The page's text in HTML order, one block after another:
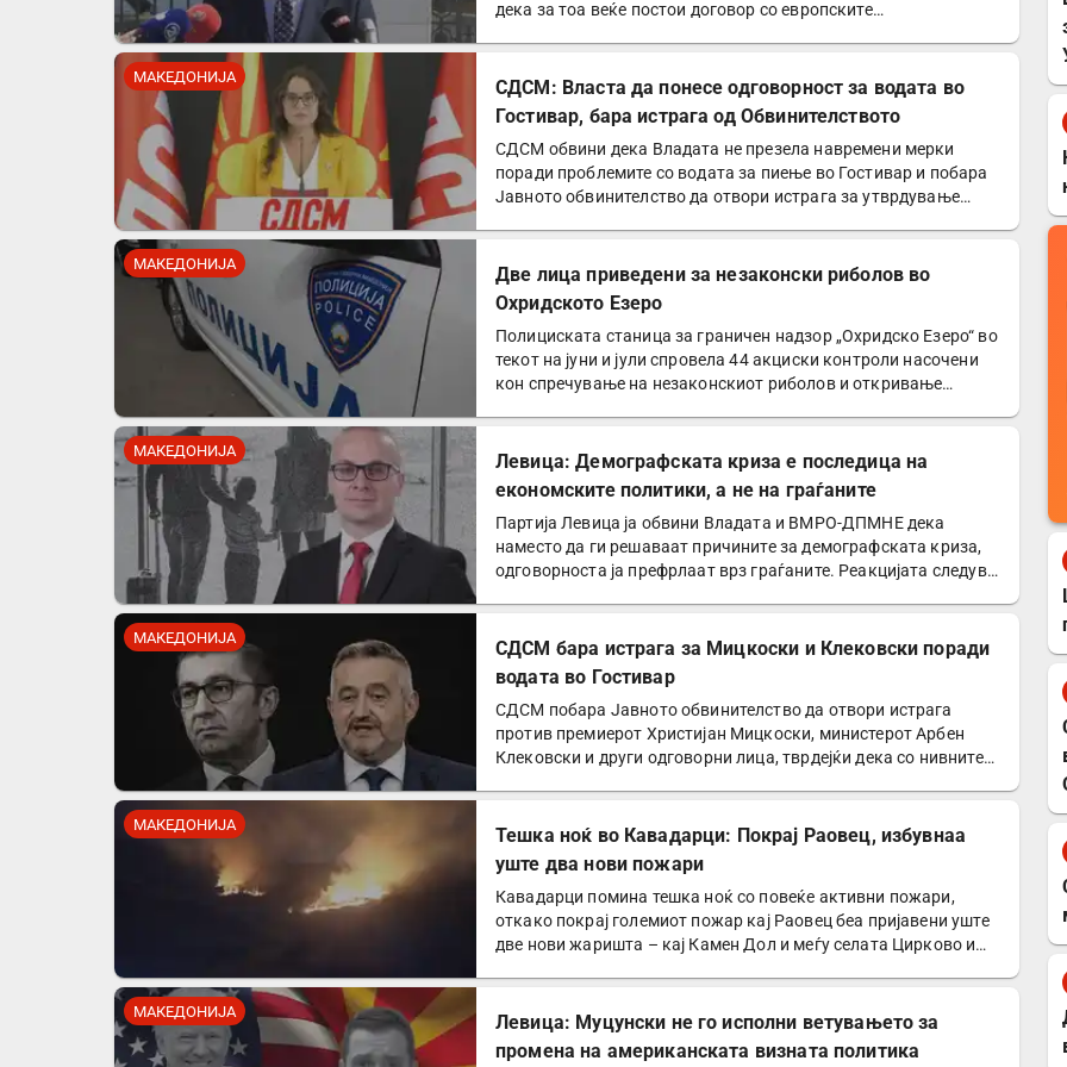
дека за тоа веќе постои договор со европските…
МАКЕДОНИЈА
СДСМ: Власта да понесе одговорност за водата во
Гостивар, бара истрага од Обвинителството
СДСМ обвини дека Владата не презела навремени мерки
поради проблемите со водата за пиење во Гостивар и побара
Јавното обвинителство да отвори истрага за утврдување…
МАКЕДОНИЈА
Две лица приведени за незаконски риболов во
Охридското Езеро
Полициската станица за граничен надзор „Охридско Езеро“ во
текот на јуни и јули спровела 44 акциски контроли насочени
кон спречување на незаконскиот риболов и откривање…
МАКЕДОНИЈА
Левица: Демографската криза е последица на
економските политики, а не на граѓаните
Партија Левица ја обвини Владата и ВМРО-ДПМНЕ дека
наместо да ги решаваат причините за демографската криза,
одговорноста ја префрлаат врз граѓаните. Реакцијата следува
МАКЕДОНИЈА
СДСМ бара истрага за Мицкоски и Клековски поради
водата во Гостивар
СДСМ побара Јавното обвинителство да отвори истрага
против премиерот Христијан Мицкоски, министерот Арбен
Клековски и други одговорни лица, тврдејќи дека со нивните…
МАКЕДОНИЈА
Тешка ноќ во Кавадарци: Покрај Раовец, избувнаа
уште два нови пожари
Кавадарци помина тешка ноќ со повеќе активни пожари,
откако покрај големиот пожар кај Раовец беа пријавени уште
две нови жаришта – кај Камен Дол и меѓу селата Цирково и…
МАКЕДОНИЈА
Левица: Муцунски не го исполни ветувањето за
промена на американската визната политика